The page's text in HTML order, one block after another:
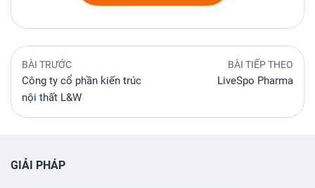
BÀI TRƯỚC
Công ty cổ phần kiến trúc
nội thất L&W
BÀI TIẾP THEO
LiveSpo Pharma
GIẢI PHÁP